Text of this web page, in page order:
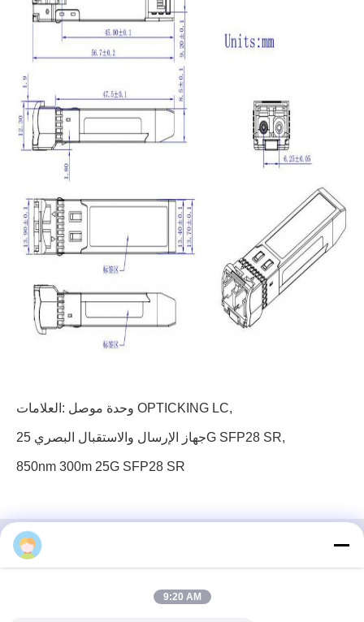
العلامات: وحدة موصل OPTICKING LC,
جهاز الإرسال والاستقبال البصري 25G SFP28 SR,
850nm 300m 25G SFP28 SR
9:20 AM